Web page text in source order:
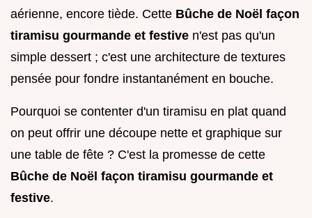
aérienne, encore tiède. Cette Bûche de Noël façon
tiramisu gourmande et festive n'est pas qu'un
simple dessert ; c'est une architecture de textures
pensée pour fondre instantanément en bouche.
Pourquoi se contenter d'un tiramisu en plat quand
on peut offrir une découpe nette et graphique sur
une table de fête ? C'est la promesse de cette
Bûche de Noël façon tiramisu gourmande et
festive.